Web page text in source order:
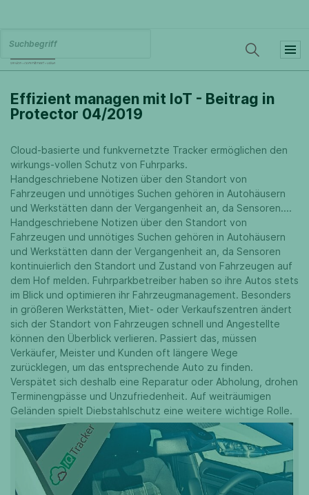
Effizient managen mit IoT - Beitrag in
Protector 04/2019
Cloud-basierte und funkvernetzte Tracker ermöglichen den
wirkungs-vollen Schutz von Fuhrparks.
Handgeschriebene Notizen über den Standort von
Fahrzeugen und unnötiges Suchen gehören in Autohäusern
und Werkstätten dann der Vergangenheit an, da Sensoren....
Handgeschriebene Notizen über den Standort von
Fahrzeugen und unnötiges Suchen gehören in Autohäusern
und Werkstätten dann der Vergangenheit an, da Sensoren
kontinuierlich den Standort und Zustand von Fahrzeugen auf
dem Hof melden. Fuhrparkbetreiber haben so ihre Autos stets
im Blick und optimieren ihr Fahrzeugmanagement. Besonders
in größeren Werkstätten, Miet- oder Verkaufszentren ändert
sich der Standort von Fahrzeugen schnell und Angestellte
können den Überblick verlieren. Passiert das, müssen
Verkäufer, Meister und Kunden oft längere Wege
zurücklegen, um das entsprechende Auto zu finden.
Verspätet sich deshalb eine Reparatur oder Abholung, drohen
Terminengpässe und Unzufriedenheit. Auf weiträumigen
Geländen spielt Diebstahlschutz eine weitere wichtige Rolle.